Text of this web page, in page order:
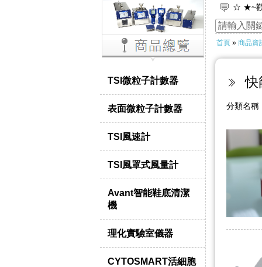
TSI微粒子計數器
表面微粒子計數器
TSI風速計
TSI風罩式風量計
Avant智能鞋底清潔
機
理化實驗室儀器
CYTOSMART活細胞
☆ ★~
☆ ★~歡
首頁 » 商品資
快
分類名